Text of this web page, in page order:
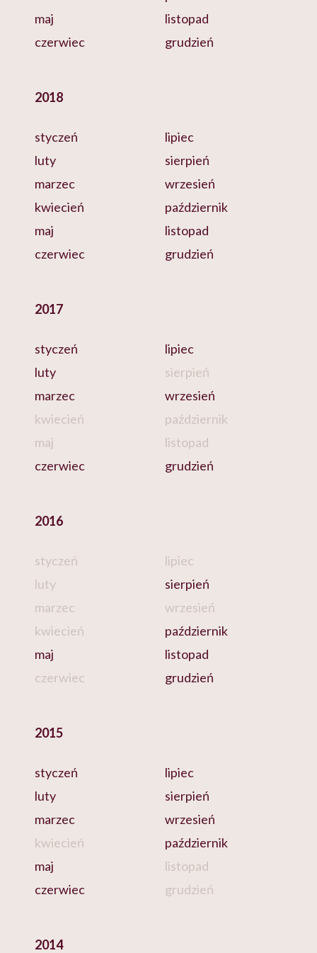
maj
czerwiec
listopad
grudzień
2018
styczeń
luty
marzec
kwiecień
maj
czerwiec
lipiec
sierpień
wrzesień
październik
listopad
grudzień
2017
styczeń
luty
marzec
kwiecień
maj
czerwiec
lipiec
sierpień
wrzesień
październik
listopad
grudzień
2016
styczeń
luty
marzec
kwiecień
maj
czerwiec
lipiec
sierpień
wrzesień
październik
listopad
grudzień
2015
styczeń
luty
marzec
kwiecień
maj
czerwiec
lipiec
sierpień
wrzesień
październik
listopad
grudzień
2014